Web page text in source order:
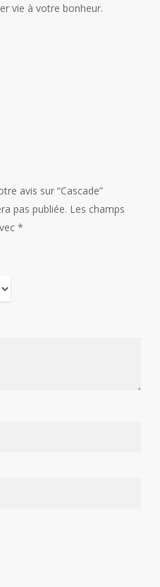
vie à votre bonheur.
avis sur “Cascade”
pas publiée. Les champs
*